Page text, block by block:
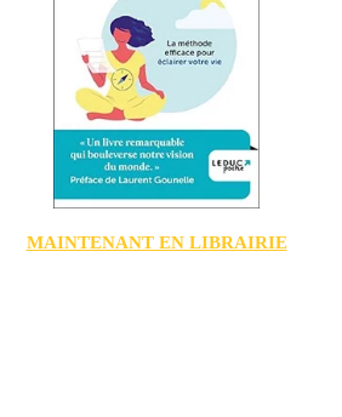
MAINTENANT EN LIBRAIRIE